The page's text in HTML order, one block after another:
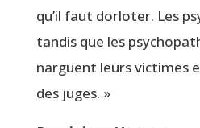
qu’il faut dor­lo­ter. Les
tan­dis que les
narguent leurs vic­times
des juges. »